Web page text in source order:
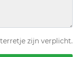
zijn verplicht.